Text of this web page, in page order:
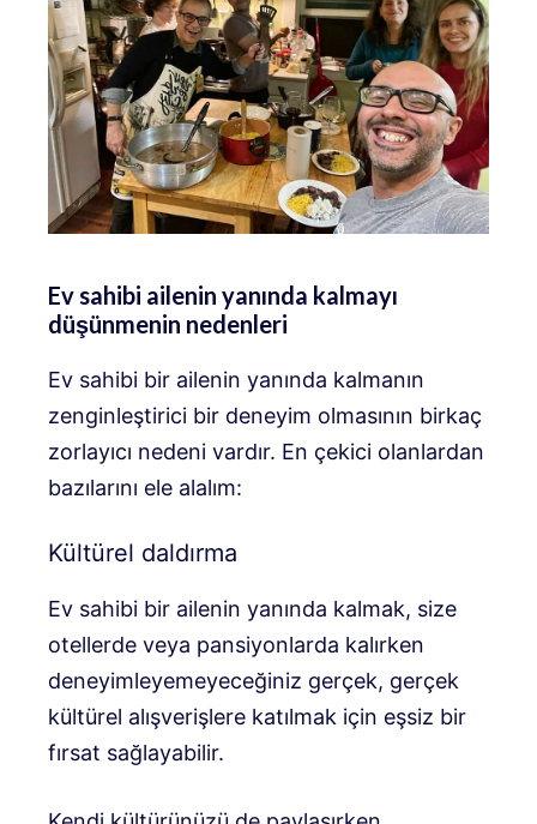
Ev sahibi ailenin yanında kalmayı
düşünmenin nedenleri
Ev sahibi bir ailenin yanında kalmanın
zenginleştirici bir deneyim olmasının birkaç
zorlayıcı nedeni vardır. En çekici olanlardan
bazılarını ele alalım:
Kültürel daldırma
Ev sahibi bir ailenin yanında kalmak, size
otellerde veya pansiyonlarda kalırken
deneyimleyemeyeceğiniz gerçek, gerçek
kültürel alışverişlere katılmak için eşsiz bir
fırsat sağlayabilir.